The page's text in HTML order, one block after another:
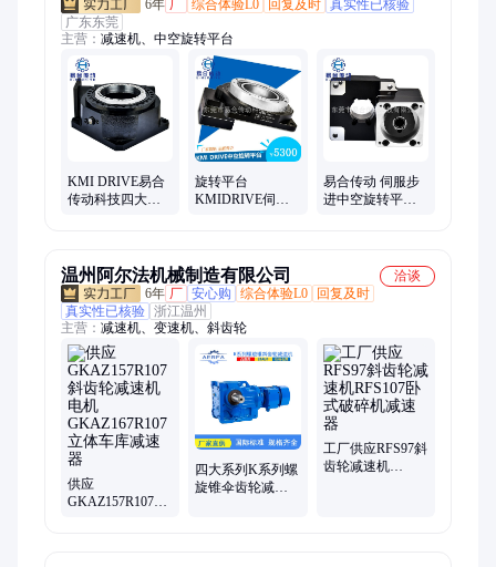
6年 厂 综合体验L0 回复及时 真实性已核验
广东东莞
主营： 减速机、中空旋转平台
KMI DRIVE易合
传动科技四大系
旋转平台
KMIDRIVE伺服
易合传动 伺服步
进中空旋转平台
温州阿尔法机械制造有限公司
洽谈
6年 厂 安心购 综合体验L0
回复及时
真实性已核验 浙江温州
主营： 减速机、变速机、斜齿轮
供应
GKAZ157R107斜
四大系列K系列螺
旋锥伞齿轮减速
工厂供应RFS97斜
齿轮减速机